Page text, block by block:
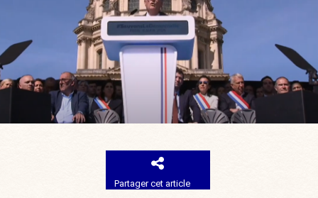
Partager cet article